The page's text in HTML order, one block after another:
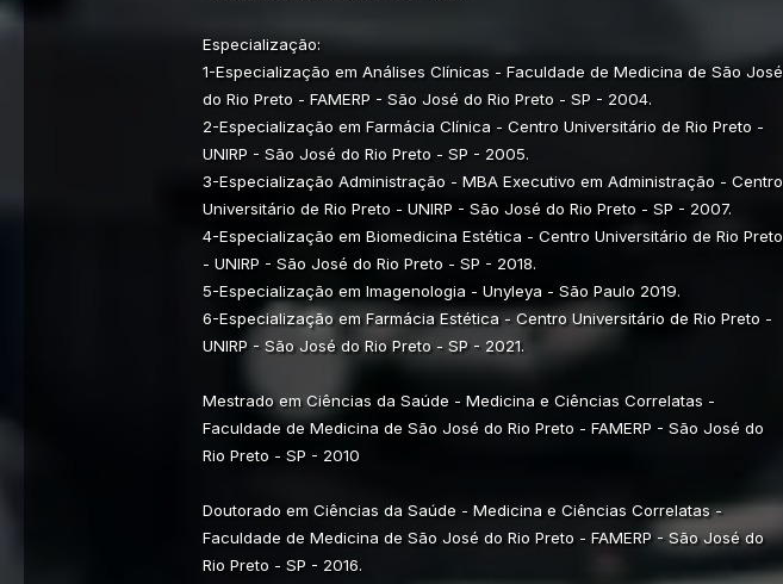
Especialização:
1-Especialização em Análises Clínicas - Faculdade de Medicina de São José
do Rio Preto - FAMERP - São José do Rio Preto - SP - 2004.
2-Especialização em Farmácia Clínica - Centro Universitário de Rio Preto -
UNIRP - São José do Rio Preto - SP - 2005.
3-Especialização Administração - MBA Executivo em Administração - Centro
Universitário de Rio Preto - UNIRP - São José do Rio Preto - SP - 2007.
4-Especialização em Biomedicina Estética - Centro Universitário de Rio Preto
- UNIRP - São José do Rio Preto - SP - 2018.
5-Especialização em Imagenologia - Unyleya - São Paulo 2019.
6-Especialização em Farmácia Estética - Centro Universitário de Rio Preto -
UNIRP - São José do Rio Preto - SP - 2021.
Mestrado em Ciências da Saúde - Medicina e Ciências Correlatas -
Faculdade de Medicina de São José do Rio Preto - FAMERP - São José do
Rio Preto - SP - 2010
Doutorado em Ciências da Saúde - Medicina e Ciências Correlatas -
Faculdade de Medicina de São José do Rio Preto - FAMERP - São José do
Rio Preto - SP - 2016.